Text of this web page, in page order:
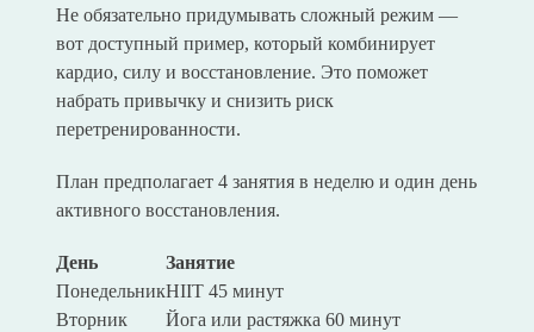
Не обязательно придумывать сложный режим —
вот доступный пример, который комбинирует
кардио, силу и восстановление. Это поможет
набрать привычку и снизить риск
перетренированности.
План предполагает 4 занятия в неделю и один день
активного восстановления.
День
Занятие
ПонедельникHIIT 45 минут
Вторник
Йога или растяжка 60 минут